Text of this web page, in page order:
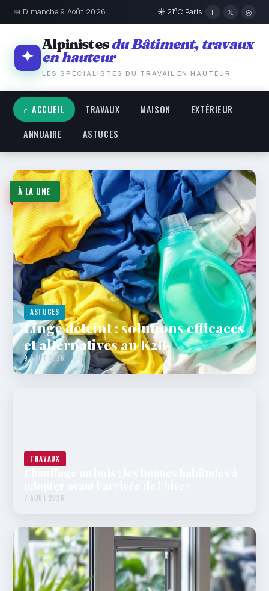
📅 Dimanche 9 Août 2026 ☀ 21°C Paris f 𝕏 ◎
Alpinistesdu Bâtiment, travaux
en hauteur
LES SPÉCIALISTES DU TRAVAIL EN HAUTEUR
⌂ ACCUEIL TRAVAUX MAISON
EXTÉRIEUR
ANNUAIRE
ASTUCES
Alpinistes du Bâtiment,
À LA UNE
ASTUCES
Linge déteint : solutions efficaces
et alternatives au K2R
9 AOÛT 2026
TRAVAUX
7 AOÛT 2026